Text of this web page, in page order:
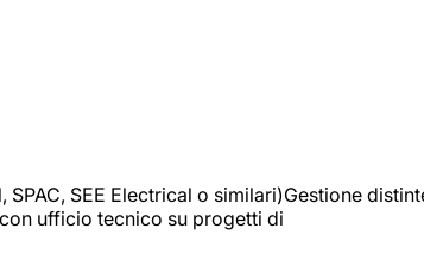
SEE Electrical o similari)Gestione
ufficio tecnico su progetti di